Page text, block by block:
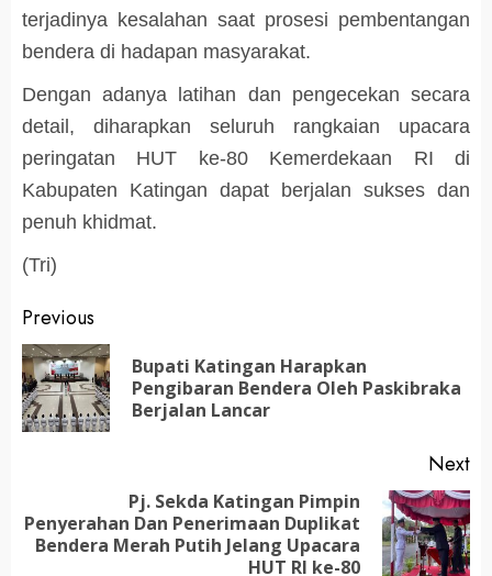
terjadinya kesalahan saat prosesi pembentangan
bendera di hadapan masyarakat.
Dengan adanya latihan dan pengecekan secara
detail, diharapkan seluruh rangkaian upacara
peringatan HUT ke-80 Kemerdekaan RI di
Kabupaten Katingan dapat berjalan sukses dan
penuh khidmat.
(Tri)
Post
navigation
Previous
Bupati Katingan Harapkan
Pengibaran Bendera Oleh Paskibraka
Berjalan Lancar
Next
Next
post:
Pj. Sekda Katingan Pimpin
Penyerahan Dan Penerimaan Duplikat
Bendera Merah Putih Jelang Upacara
HUT RI ke-80